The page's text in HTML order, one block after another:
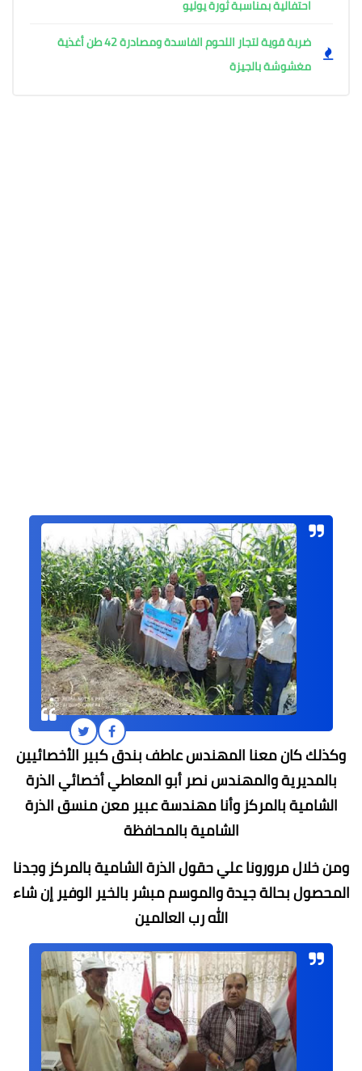
احتفالية بمناسبة ثورة يوليو
ضربة قوية لتجار اللحوم الفاسدة ومصادرة 42 طن أغذية
مغشوشة بالجيزة
وكذلك كان معنا المهندس عاطف بندق كبير الأخصائيين
بالمديرية والمهندس نصر أبو المعاطي أخصائي الذرة
الشامية بالمركز وأنا مهندسة عبير معن منسق الذرة
الشامية بالمحافظة
ومن خلال مرورونا علي حقول الذرة الشامية بالمركز وجدنا
المحصول بحالة جيدة والموسم مبشر بالخير الوفير إن شاء
الله رب العالمين